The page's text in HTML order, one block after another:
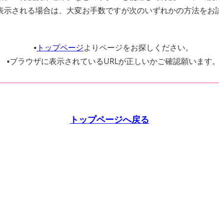
示される場合は、大変お手数ですが次のいずれかの方法をお
▪️ トップページよりページをお探しください。
▪️ブラウザに表示されているURLが正しいかご確認願います。
トップページへ戻る